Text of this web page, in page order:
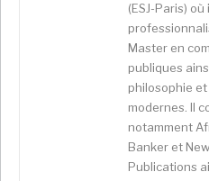
D’abord, la situation
manifestée par une cherté
de première nécessité
Togo, c’est un ensemble
internationales. Il s’agit
Ukraine et des restrictions
l’exportation des
(ESJ-Paris)
Master en
publiques
philosophie
modernes. Il
notamment
Banker et
Publications